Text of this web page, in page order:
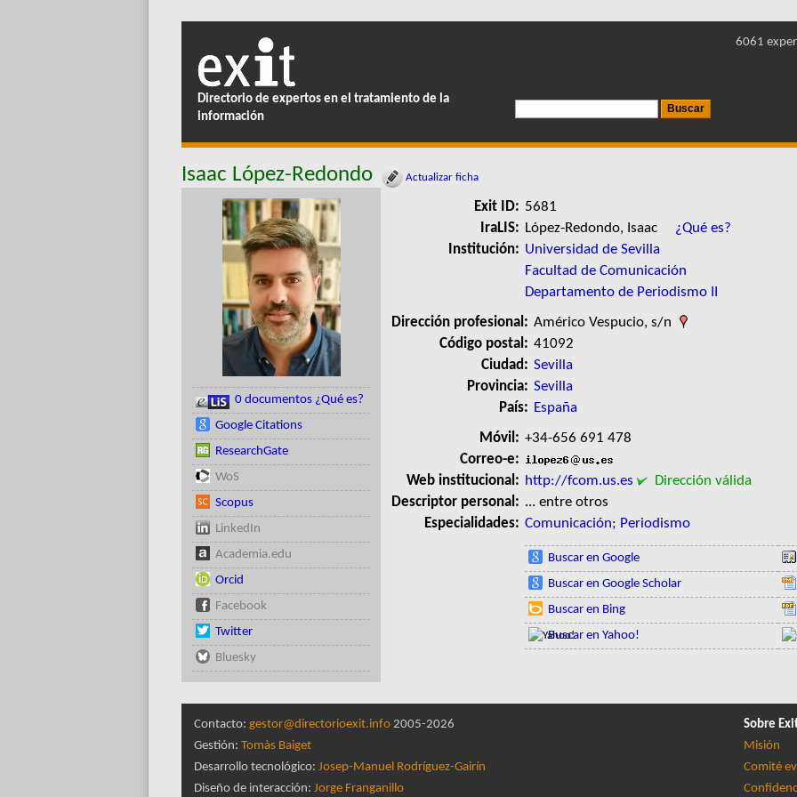
Directorio de expertos en el tratamiento de la
información
6061
Isaac López-Redondo Actualizar ficha
0 documentos ¿Qué es?
Google Citations
ResearchGate
WoS
Scopus
LinkedIn
Academia.edu
Orcid
Facebook
Twitter
Bluesky
Exit ID: 5681
IraLIS: López-Redondo, Isaac ¿Qué es?
Institución: Universidad de Sevilla
Facultad de Comunicación
Departamento de Periodismo II
Dirección profesional: Américo Vespucio, s/n
Código postal: 41092
Ciudad: Sevilla
Provincia: Sevilla
País: España
Móvil: +34-656 691 478
Correo-e:
Web institucional: http://fcom.us.es
Dirección válida
Descriptor personal: ... entre otros
Especialidades: Comunicación; Periodismo
Buscar en Google
Buscar en Google Scholar
Buscar en Bing
Buscar en Yahoo!
Contacto: gestor@directorioexit.info 2005-2026
Gestión: Tomàs Baiget
Desarrollo tecnológico: Josep-Manuel Rodríguez-Gairín
Diseño de interacción: Jorge Franganillo
Sobre
Misión
Comité